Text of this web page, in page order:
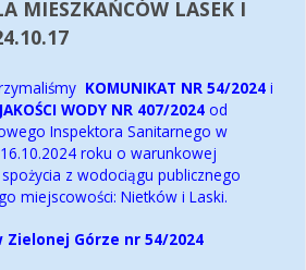
MIESZKAŃCÓW LASEK I
KOMUNIKAT NR 54/2024 i
WODY NR 407/2024 od
Inspektora Sanitarnego w
roku o warunkowej
z wodociągu publicznego
miejscowości: Nietków i Laski.
Górze nr 54/2024